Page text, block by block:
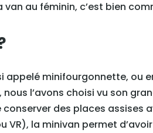
au féminin, c’est bien
appelé minifourgonnette, ou
l’avons choisi vu son
des places assises
la minivan permet